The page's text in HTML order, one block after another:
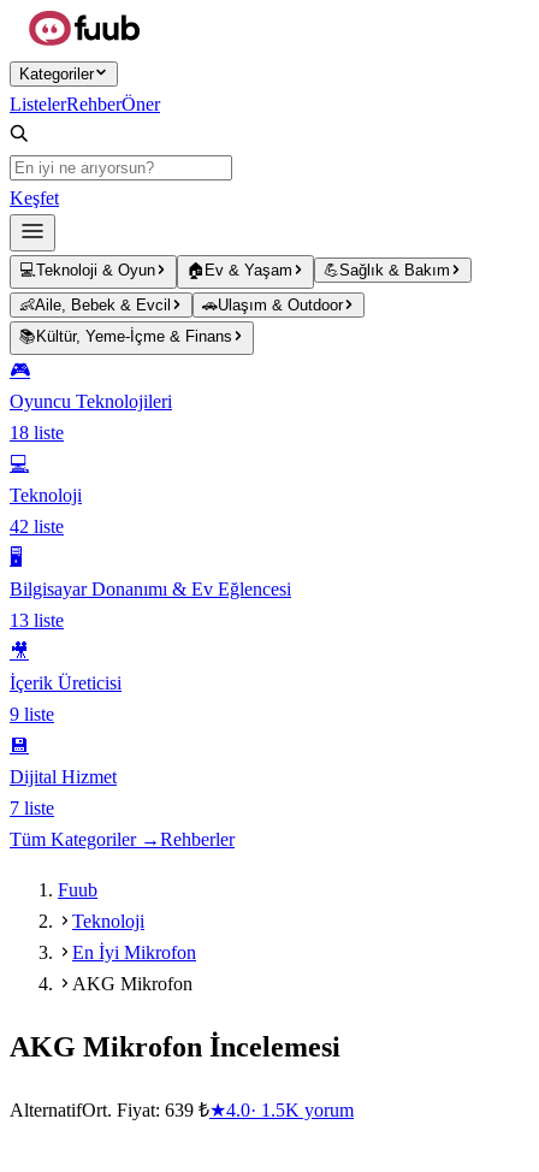
Ana içeriğe atla
Kategoriler
ListelerRehberÖner
Keşfet
💻Teknoloji & Oyun 🏠 Ev & Yaşam 💪Sağlık & Bakım
👶Aile, Bebek & Evcil 🚗Ulaşım & Outdoor
📚 Kültür, Yeme-İçme & Finans
🎮
Oyuncu Teknolojileri
18 liste
💻
Teknoloji
42 liste
🖥️
Bilgisayar Donanımı & Ev Eğlencesi
13 liste
🎥
İçerik Üreticisi
9 liste
💾
Dijital Hizmet
7 liste
Tüm Kategoriler →Rehberler
Fuub
Teknoloji
En İyi Mikrofon
AKG Mikrofon
AKG Mikrofon İncelemesi
AlternatifOrt. Fiyat: 639 ₺★4.0· 1.5K yorum